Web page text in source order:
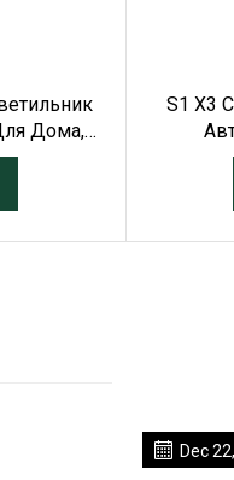
Дома,
S1 X3
9006
Dec 22,